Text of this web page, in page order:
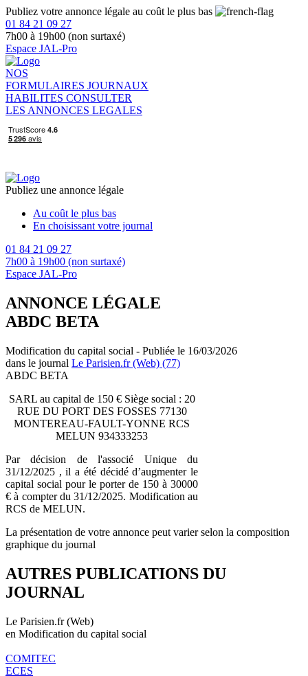
Publiez votre annonce légale au coût le plus bas
01 84 21 09 27
7h00 à 19h00 (non surtaxé)
Espace JAL-Pro
NOS
FORMULAIRES JOURNAUX
HABILITES CONSULTER
LES ANNONCES LEGALES
Publiez une annonce légale
Au coût le plus bas
En choisissant votre journal
01 84 21 09 27
7h00 à 19h00 (non surtaxé)
Espace JAL-Pro
ANNONCE LÉGALE
ABDC BETA
Modification du capital social - Publiée le 16/03/2026
dans le journal Le Parisien.fr (Web) (77)
ABDC BETA
SARL au capital de 150 € Siège social : 20
RUE DU PORT DES FOSSES 77130
MONTEREAU-FAULT-YONNE RCS
MELUN 934333253
Par décision de l'associé Unique du
31/12/2025 , il a été décidé d’augmenter le
capital social pour le porter de 150 à 30000
€ à compter du 31/12/2025. Modification au
RCS de MELUN.
La présentation de votre annonce peut varier selon la composition
graphique du journal
AUTRES PUBLICATIONS DU
JOURNAL
Le Parisien.fr (Web)
en Modification du capital social
COMITEC
ECES